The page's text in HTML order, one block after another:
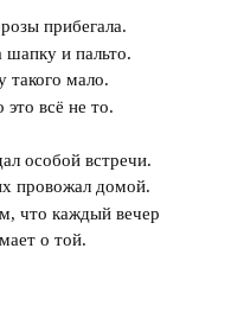
прибегала.
шапку и пальто.
мало.
всё не то.
особой встречи.
провожал домой.
что каждый вечер
о той.